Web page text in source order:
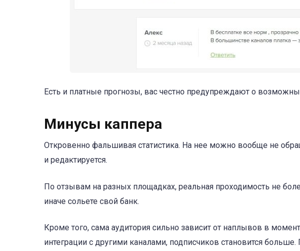
Есть и платные прогнозы, вас честно предупреждают о
Минусы каппера
Откровенно фальшивая статистика. На нее можно вообще не
и редактируется.
По отзывам на разных площадках, реальная проходимость не
иначе сольете свой банк.
Кроме того, сама аудитория сильно зависит от наплывов в
интеграции с другими каналами, подписчиков становится